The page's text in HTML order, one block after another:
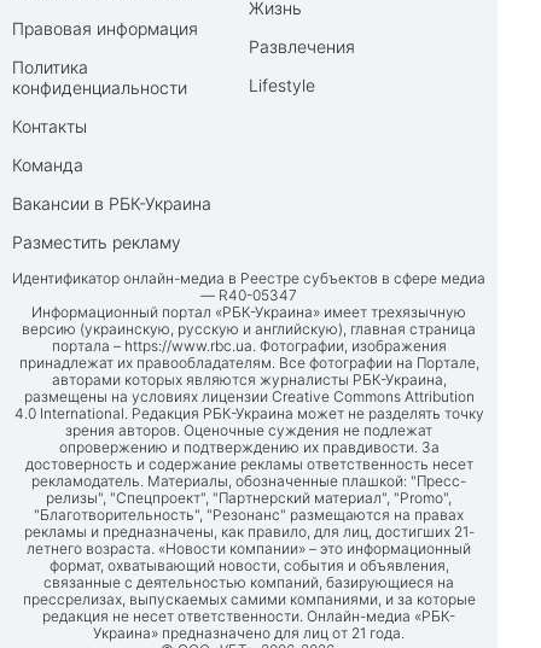
Правовая информация
Политика
конфиденциальности
Контакты
Команда
Вакансии в РБК-Украина
Разместить рекламу
Жизнь
Развлечения
Lifestyle
Идентификатор онлайн-медиа в Реестре субъектов в сфере медиа
— R40-05347
Информационный портал «РБК-Украина» имеет трехязычную
версию (украинскую, русскую и английскую), главная страница
портала – https://www.rbc.ua. Фотографии, изображения
принадлежат их правообладателям. Все фотографии на Портале,
авторами которых являются журналисты РБК-Украина,
размещены на условиях лицензии Creative Commons Attribution
4.0 International. Редакция РБК-Украина может не разделять точку
зрения авторов. Оценочные суждения не подлежат
опровержению и подтверждению их правдивости. За
достоверность и содержание рекламы ответственность несет
рекламодатель. Материалы, обозначенные плашкой: "Пресс-
релизы", "Спецпроект", "Партнерский материал", "Promo",
"Благотворительность", "Резонанс" размещаются на правах
рекламы и предназначены, как правило, для лиц, достигших 21-
летнего возраста. «Новости компании» – это информационный
формат, охватывающий новости, события и объявления,
связанные с деятельностью компаний, базирующиеся на
прессрелизах, выпускаемых самими компаниями, и за которые
редакция не несет ответственности. Онлайн-медиа «РБК-
Украина» предназначено для лиц от 21 года.